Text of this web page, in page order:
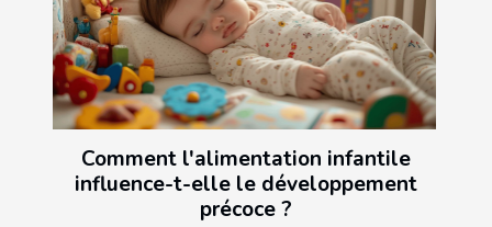
Comment l'alimentation infantile
influence-t-elle le développement
précoce ?